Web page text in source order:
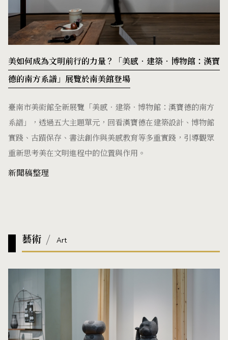
美如何成為文明前行的力量？「美感．建築．博物館：漢寶
德的南方系譜」展覽於南美館登場
臺南市美術館全新展覽「美感．建築．博物館：漢寶德的南方
系譜」，透過五大主題單元，回看漢寶德在建築設計、博物館
實踐、古蹟保存、書法創作與美感教育等多重實踐，引導觀眾
重新思考美在文明進程中的位置與作用。
新聞稿整理
藝術 Art